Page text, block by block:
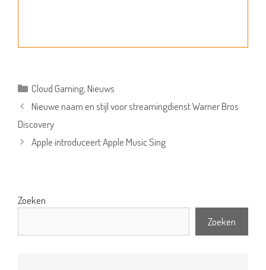
Categorieën
Cloud Gaming,Nieuws
Nieuwe naam en stijl voor streamingdienst Warner Bros
Discovery
Apple introduceert Apple Music Sing
Zoeken
Zoeken